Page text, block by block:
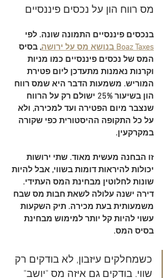
מס רווח הון על נכסים פיננסיים
בנכסים פיננסיים התמונה שונה. לפי
Boaz Taxes בנושא מס על ירושה
, בסיס
המס של נכסים פיננסיים כמו מניות
וקרנות נאמנות מתעדכן ליום פטירת
המוריש. משמעות הדבר היא שמס רווח
הון בשיעור 25% ישולם רק על הרווח
שנצבר מיום הפטירה ועד למכירה, ולא
על כל התקופה ההיסטורית כפי שקורה
במקרקעין.
זו הבחנה מעשית מאוד. שתי ירושות
יכולות להיראות דומות בשווי, אבל להיות
שונות לחלוטין מבחינת המס העתידי.
דירה ישנה עלולה לשאת חבות מס שבח
משמעותית בעת מכירה. תיק השקעות
עשוי להיות קל יותר למימוש מבחינת
בסיס המס.
כשמחלקים עיזבון, לא בודקים רק
שווי. בודקים גם איזה מס "יושב"